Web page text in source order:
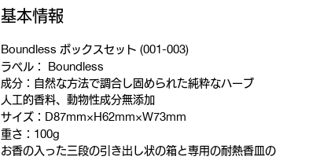
基本情報
Boundless ボックスセット (001-003)
ラベル： Boundless
成分：自然な方法で調合し固められた純粋なハーブ
人工的香料、動物性成分無添加
サイズ ： D87mm×H62mm×W73mm
重さ ： 100g
お香の入った三段の引き出し状の箱と専用の耐熱香皿の